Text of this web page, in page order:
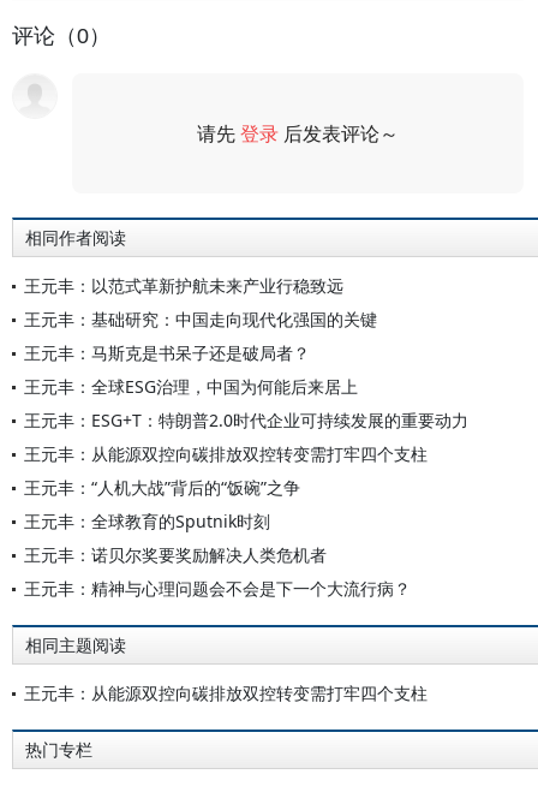
评论（0）
请先登录 后发表评论～
相同作者阅读
王元丰：以范式革新护航未来产业行稳致远
王元丰：基础研究：中国走向现代化强国的关键
王元丰：马斯克是书呆子还是破局者？
王元丰：全球ESG治理，中国为何能后来居上
王元丰：ESG+T：特朗普2.0时代企业可持续发展的重要动力
王元丰：从能源双控向碳排放双控转变需打牢四个支柱
王元丰：“人机大战”背后的“饭碗”之争
王元丰：全球教育的Sputnik时刻
王元丰：诺贝尔奖要奖励解决人类危机者
王元丰：精神与心理问题会不会是下一个大流行病？
相同主题阅读
王元丰：从能源双控向碳排放双控转变需打牢四个支柱
热门专栏